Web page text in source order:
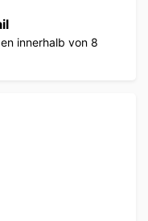
innerhalb von 8